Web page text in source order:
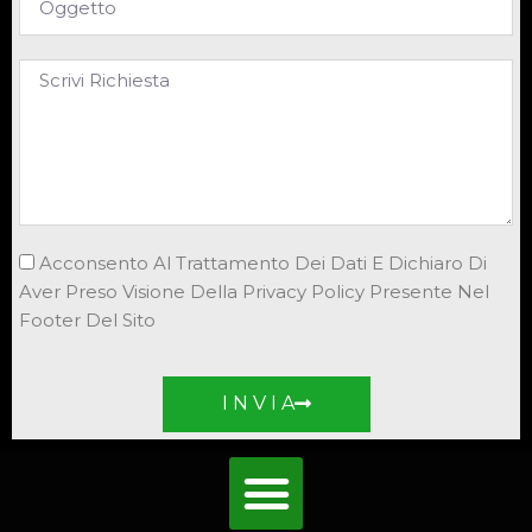
Acconsento Al Trattamento Dei Dati E Dichiaro Di
Aver Preso Visione Della Privacy Policy Presente Nel
Footer Del Sito
I N V I A